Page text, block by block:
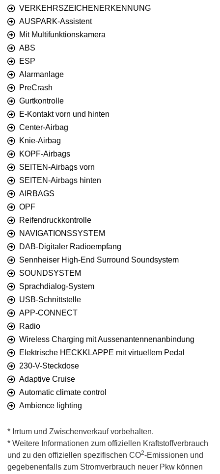
VERKEHRSZEICHENERKENNUNG
AUSPARK-Assistent
Mit Multifunktionskamera
ABS
ESP
Alarmanlage
PreCrash
Gurtkontrolle
E-Kontakt vorn und hinten
Center-Airbag
Knie-Airbag
KOPF-Airbags
SEITEN-Airbags vorn
SEITEN-Airbags hinten
AIRBAGS
OPF
Reifendruckkontrolle
NAVIGATIONSSYSTEM
DAB-Digitaler Radioempfang
Sennheiser High-End Surround Soundsystem
SOUNDSYSTEM
Sprachdialog-System
USB-Schnittstelle
APP-CONNECT
Radio
Wireless Charging mit Aussenantennenanbindung
Elektrische HECKKLAPPE mit virtuellem Pedal
230-V-Steckdose
Adaptive Cruise
Automatic climate control
Ambience lighting
* Irrtum und Zwischenverkauf vorbehalten.
* Weitere Informationen zum offiziellen Kraftstoffverbrauch
und zu den offiziellen spezifischen CO2-Emissionen und
gegebenenfalls zum Stromverbrauch neuer Pkw können